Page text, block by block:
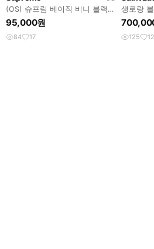
(OS) 슈프림 베이직 비니 블랙
🇨🇦
95,000원
84 17
생로랑
42 joey
125 12